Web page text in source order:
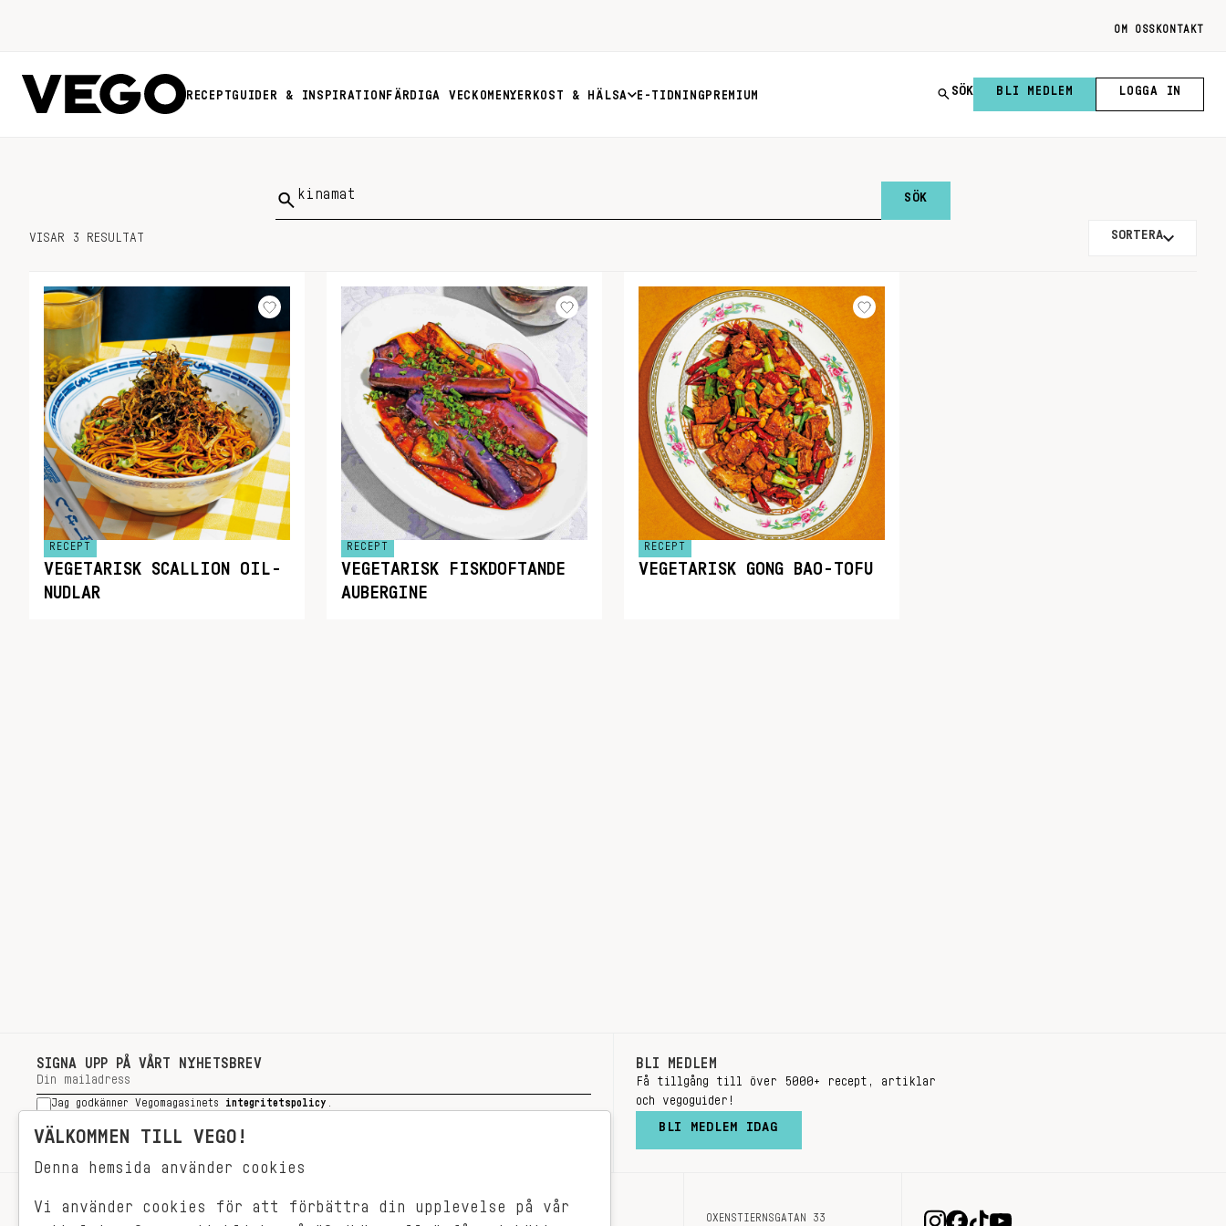
OM OSS KONTAKT
RECEPTGUIDER & INSPIRATION FÄRDIGA VECKOMENYER KOST & HÄLSA E-TIDNING PREMIUM SÖK BLI MEDLEM LOGGA IN
Sök
VISAR 3 RESULTAT SORTERA
RECEPT
VEGETARISK SCALLION OIL-
NUDLAR
RECEPT
VEGETARISK FISKDOFTANDE
AUBERGINE
RECEPT
VEGETARISK GONG BAO-TOFU
SIGNA UPP PÅ VÅRT NYHETSBREV
Jag godkänner Vegomagasinets integritetspolicy
SIGNA UPP
BLI MEDLEM
Få tillgång till över 5000+ recept, artiklar
och vegoguider!
BLI MEDLEM IDAG
RECEPT OM OSS OXENSTIERNSGATAN 33
VÄLKOMMEN TILL VEGO!
Denna hemsida använder cookies
Vi använder cookies för att förbättra din upplevelse på vår